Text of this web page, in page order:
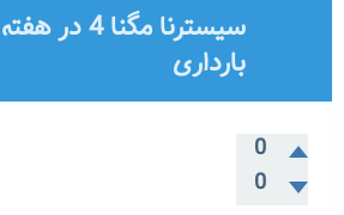
بارداری
0
0